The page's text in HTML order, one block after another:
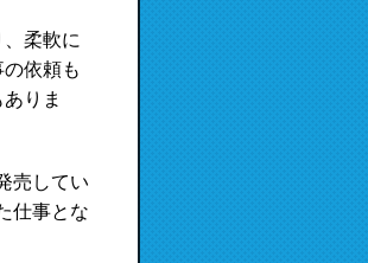
柔軟に
依頼も
りま
売してい
仕事とな